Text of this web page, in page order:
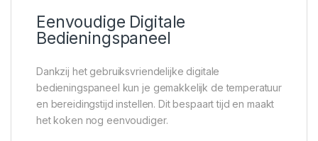
Eenvoudige Digitale
Bedieningspaneel
Dankzij het gebruiksvriendelijke digitale
bedieningspaneel kun je gemakkelijk de temperatuur
en bereidingstijd instellen. Dit bespaart tijd en maakt
het koken nog eenvoudiger.